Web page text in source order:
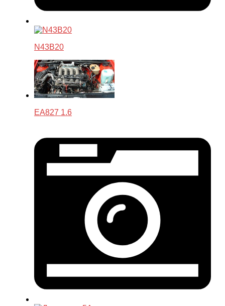
N43B20
EA827 1.6